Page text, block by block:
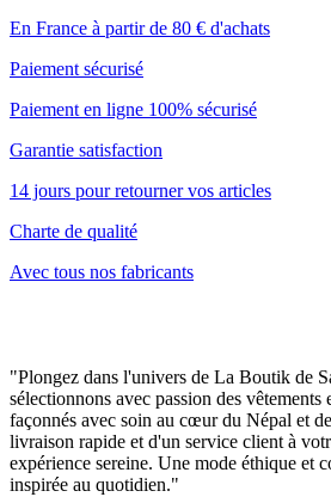
En France à partir de 80 € d'achats
Paiement sécurisé
Paiement en ligne 100% sécurisé
Garantie satisfaction
14 jours pour retourner vos articles
Charte de qualité
Avec tous nos fabricants
"Plongez dans l'univers de La Boutik de
sélectionnons avec passion des vêtements
façonnés avec soin au cœur du Népal et
livraison rapide et d'un service client à
expérience sereine. Une mode éthique et
inspirée au quotidien."